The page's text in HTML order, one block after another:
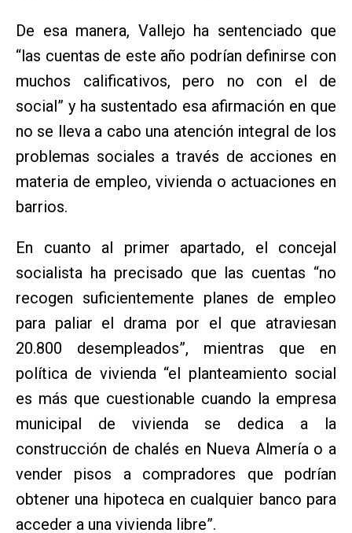
De esa manera, Vallejo ha sentenciado que
“las cuentas de este año podrían definirse con
muchos calificativos, pero no con el de
social” y ha sustentado esa afirmación en que
no se lleva a cabo una atención integral de los
problemas sociales a través de acciones en
materia de empleo, vivienda o actuaciones en
barrios.
En cuanto al primer apartado, el concejal
socialista ha precisado que las cuentas “no
recogen suficientemente planes de empleo
para paliar el drama por el que atraviesan
20.800 desempleados”, mientras que en
política de vivienda “el planteamiento social
es más que cuestionable cuando la empresa
municipal de vivienda se dedica a la
construcción de chalés en Nueva Almería o a
vender pisos a compradores que podrían
obtener una hipoteca en cualquier banco para
acceder a una vivienda libre”.